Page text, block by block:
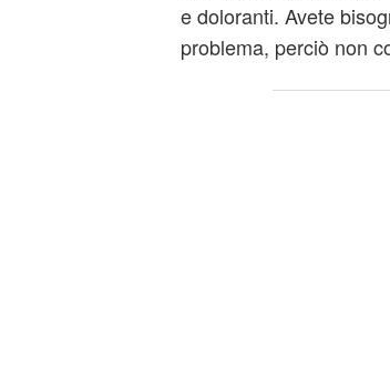
e doloranti. Avete
problema, perciò non